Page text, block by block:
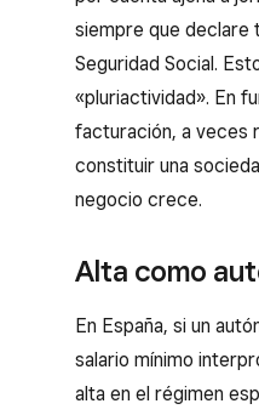
siempre que declare
Seguridad Social.
«pluriactividad». En
facturación, a veces
constituir una
negocio crece.
Alta como
En España, si un
salario mínimo
alta en el régimen